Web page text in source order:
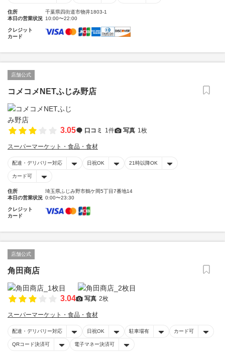
住所
千葉県四街道市物井1803-1
本日の営業状況 10:00〜22:00
クレジット
カード
店舗公式
コメコメNETふじみ野店
3.05 口コミ 1件 写真 1枚
スーパーマーケット・食品・食材
配達・デリバリー対応 日祝OK 21時以降OK
カード可
住所
埼玉県ふじみ野市鶴ケ岡5丁目7番地14
本日の営業状況 0:00〜23:30
クレジット
カード
店舗公式
角田商店
3.04 写真 2枚
スーパーマーケット・食品・食材
配達・デリバリー対応 日祝OK 駐車場有 カード可
QRコード決済可 電子マネー決済可